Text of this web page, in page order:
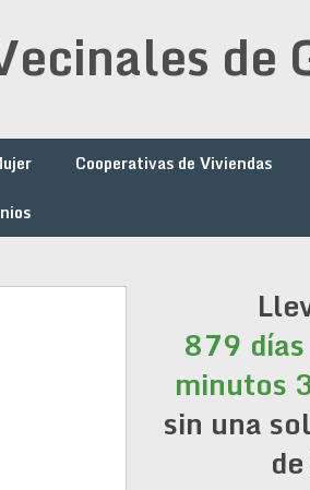
de
Cooperativas de Viviendas
879
minutos
sin una